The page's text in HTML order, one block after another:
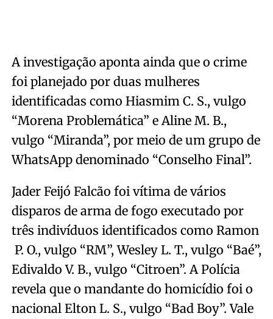
A investigação aponta ainda que o crime
foi planejado por duas mulheres
identificadas como Hiasmim C. S., vulgo
“Morena Problemática” e Aline M. B.,
vulgo “Miranda”, por meio de um grupo de
WhatsApp denominado “Conselho Final”.
Jader Feijó Falcão foi vítima de vários
disparos de arma de fogo executado por
três indivíduos identificados como Ramon
P. O., vulgo “RM”, Wesley L. T., vulgo “Baé”,
Edivaldo V. B., vulgo “Citroen”. A Polícia
revela que o mandante do homicídio foi o
nacional Elton L. S., vulgo “Bad Boy”. Vale